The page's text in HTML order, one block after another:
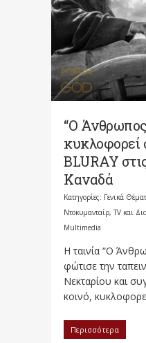
“Ο
κυκλοφορεί
BLURAY
Καναδά
Κατηγορίες: Γενικά
Ντοκυμανταίρ, TV και
Multimedia
Η ταινία “Ο
φώτισε την
Νεκταρίου και
κοινό,
Περισσότερα